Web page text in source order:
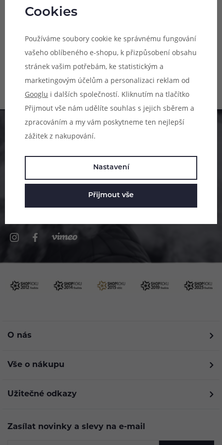
integrovanou hlavou, objem 2 ml,
ohm, mesh pletivo, boční plnění
ve vrchní části, vhodné pro
Skladem online
Skladem na 12 prodejnách
299 Kč
Pomůžeme vám s výběrem
483 51 51 31
info@ejuice.cz
kdykoliv
O nás
Vše o nákupu
Užitečné odkazy
Zasílat novinky a slevy na e-mail
Cookies
Používáme soubory cookie ke správnému fungování
vašeho oblíbeného e-shopu, k přizpůsobení obsahu
stránek vašim potřebám, ke statistickým a
marketingovým účelům a personalizaci reklam od
Googlu i dalších společností. Kliknutím na tlačítko
Přijmout vše nám udělíte souhlas s jejich sběrem a
zpracováním a my vám poskytneme ten nejlepší
zážitek z nakupování.
Nastavení
Přijmout vše